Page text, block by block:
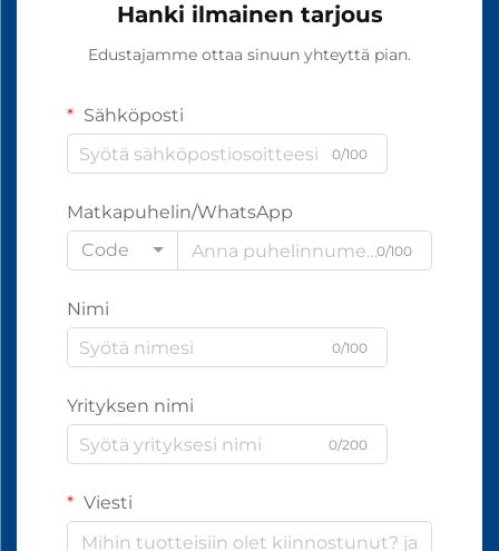
Hanki ilmainen tarjous
Edustajamme ottaa sinuun yhteyttä pian.
Sähköposti
0/100
Matkapuhelin/WhatsApp
Code
0/100
Nimi
0/100
Yrityksen nimi
0/200
Viesti